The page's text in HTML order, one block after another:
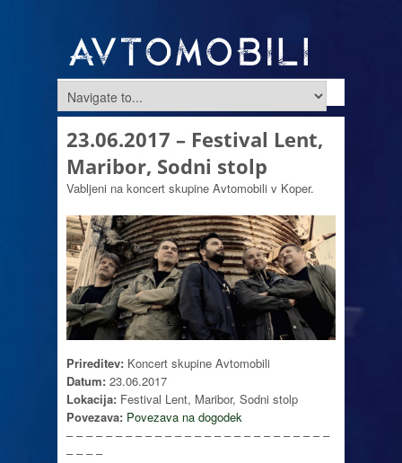
23.06.2017 – Festival Lent,
Maribor, Sodni stolp
Vabljeni na koncert skupine Avtomobili v Koper.
Prireditev: Koncert skupine Avtomobili
Datum: 23.06.2017
Lokacija: Festival Lent, Maribor, Sodni stolp
Povezava: Povezava na dogodek
– – – – – – – – – – – – – – – – – – – – – – – – – – –
– – – –